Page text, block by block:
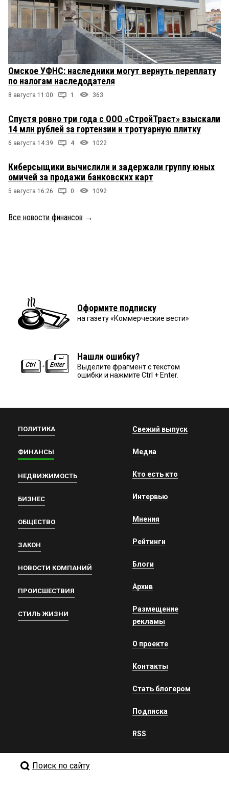
Омское УФНС: наследники могут вернуть переплату
по налогам наследодателя
8 августа 11:00 1 363
Спустя ровно три года с ООО «СтройТраст» взыскали
14 млн рублей за гортензии и тротуарную плитку
6 августа 14:39 4 1022
Киберсыщики вычислили и задержали группу юных
омичей за продажи банковских карт
5 августа 16:26 0 1092
Все новости финансов →
Оформите подписку
на газету «Коммерческие вести»
Нашли ошибку?
Выделите фрагмент с текстом
ошибки и нажмите Ctrl + Enter.
ПОЛИТИКА
ФИНАНСЫ
НЕДВИЖИМОСТЬ
БИЗНЕС
ОБЩЕСТВО
ЗАКОН
НОВОСТИ КОМПАНИЙ
ПРОИСШЕСТВИЯ
СТИЛЬ ЖИЗНИ
Свежий выпуск
Медиа
Кто есть кто
Интервью
Мнения
Рейтинги
Блоги
Архив
Размещение
рекламы
О проекте
Контакты
Стать блогером
Подписка
RSS
Поиск по сайту